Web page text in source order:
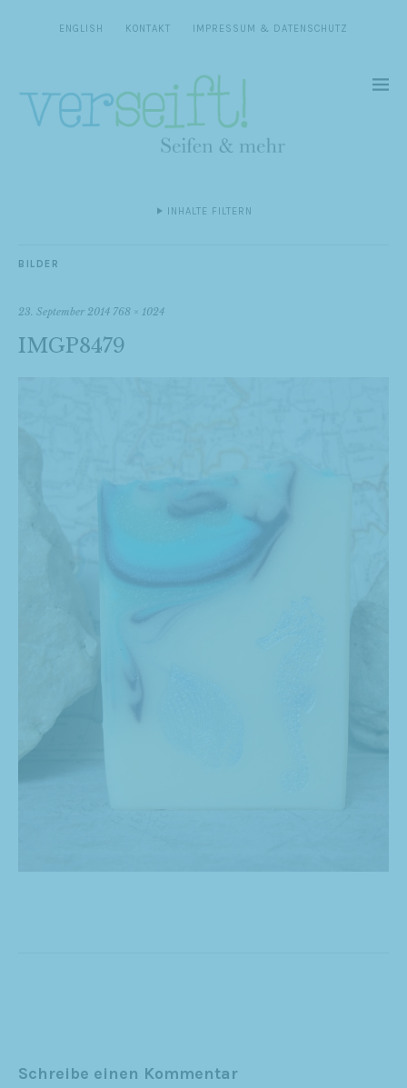
ENGLISH KONTAKT IMPRESSUM & DATENSCHUTZ
INHALTE FILTERN
BILDER
23. September 2014 768 × 1024
IMGP8479
Schreibe einen Kommentar